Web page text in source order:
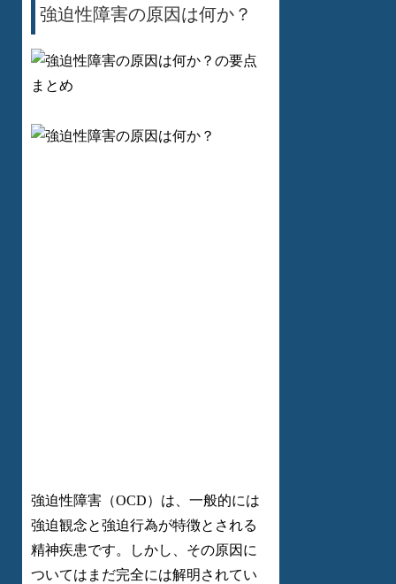
強迫性障害の原因は何か？
強迫性障害（OCD）は、一般的には
強迫観念と強迫行為が特徴とされる
精神疾患です。しかし、その原因に
ついてはまだ完全には解明されてい